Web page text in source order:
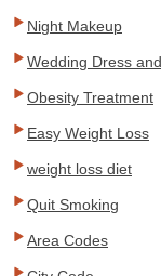
Night Makeup
Wedding Dress
Obesity Treatment
Easy Weight Loss
weight loss diet
Quit Smoking
Area Codes